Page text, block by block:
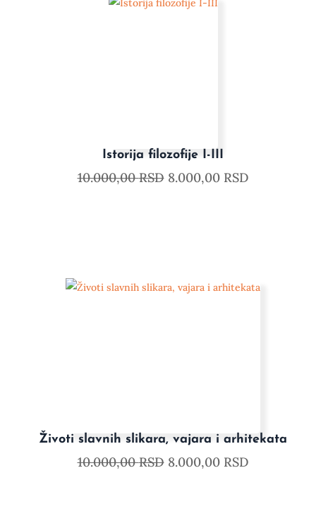
Istorija filozofije I-III
10.000,00RSD 8.000,00 RSD
Životi slavnih slikara, vajara i arhitekata
10.000,00RSD 8.000,00 RSD